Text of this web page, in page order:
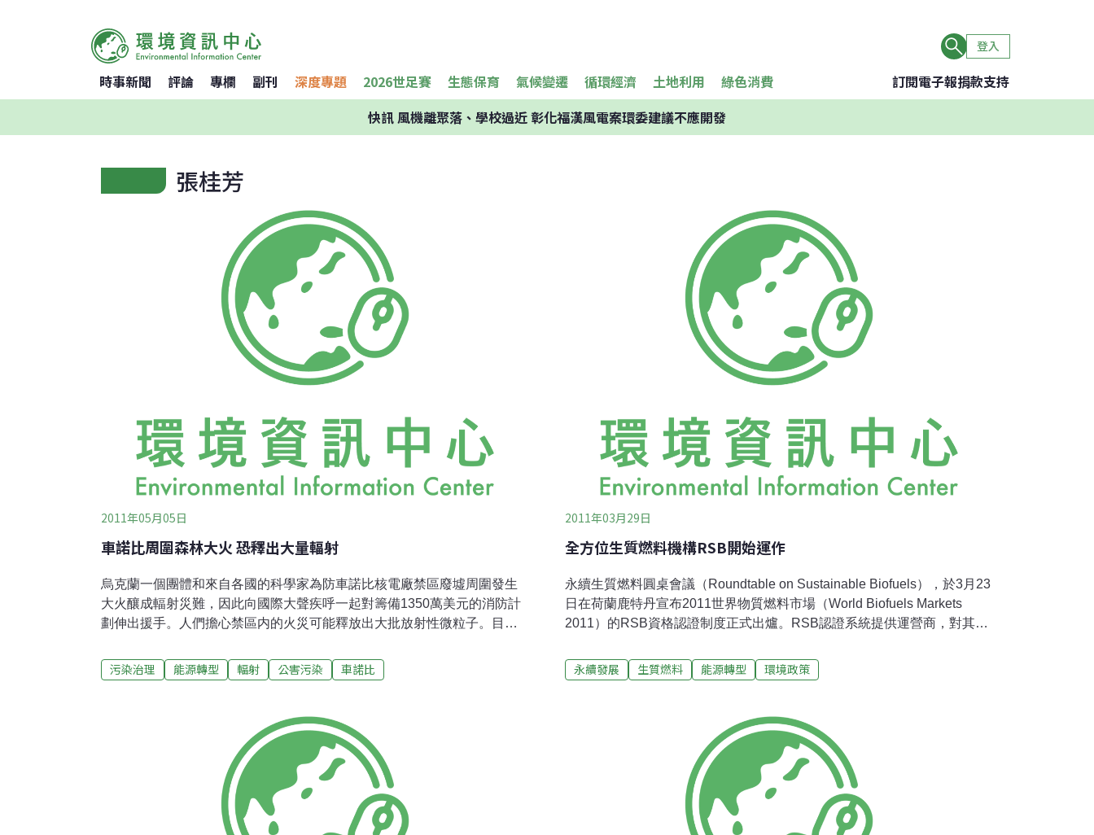
登入
時事新聞 評論 專欄 副刊 深度專題 2026世足賽 生態保育 氣候變遷 循環經濟 土地利用 綠色消費 訂閱電子報捐款支持
快訊風機離聚落、學校過近 彰化福漢風電案環委建議不應開發
張桂芳
2011年05月05日
車諾比周圍森林大火 恐釋出大量輻射
烏克蘭一個團體和來自各國的科學家為防車諾比核電廠禁區廢墟周圍發生
大火釀成輻射災難，因此向國際大聲疾呼一起對籌備1350萬美元的消防計
劃伸出援手。人們擔心禁區内的火災可能釋放出大批放射性微粒子。目前
樹皮内。該團體表示，為確保車諾比森林管理安全，一套自動偵測火災與
監控系統，以及新的消防和林業設備不可或缺。自1992年以來車諾比事故6
(Chernobyl exclusion zone ，CEZ)，先後發生過1000多次大火。如遇上一
個毀滅性的或是像「樹冠」火（指地表火遇強風或遇到針葉樹群、枯立木
或低垂樹枝，燒至樹冠，並沿樹冠順風擴展。）的情況，放射性核素有可
能因此大面積地擴散開來；這樣的一場大火可能將放射物質傳送遠至英
國。來自烏克蘭國立生命與環境科學大學、耶魯大學與聯合
污染治理 能源轉型 輻射 公害污染 車諾比
2011年03月29日
全方位生質燃料機構RSB開始運作
永續生質燃料圓桌會議（Roundtable on Sustainable Biofuels），於3月23
日在荷蘭鹿特丹宣布2011世界物質燃料市場（World Biofuels Markets
2011）的RSB資格認證制度正式出爐。RSB認證系統提供運營商，對其原
於協助這些運營商，步上合乎法規並順利獲得進入歐盟市場認證，及其他
受管制市場的軌道上。世界自然保護聯盟（IUCN）經濟與環境治理小組的
歷經4 年，由來自農民和生質燃料生產者到煉油廠商、監管機構、民間社會
和政府間組織等120多個機構，共同為建構一全球性共識的努力之下而產生
的結果。」RSB認證系統的舵手RSB服務處，是RSB機構專事服務的部
門，提供認證過程、使用許可、稽核員培訓等相關活
永續發展 生質燃料 能源轉型 環境政策